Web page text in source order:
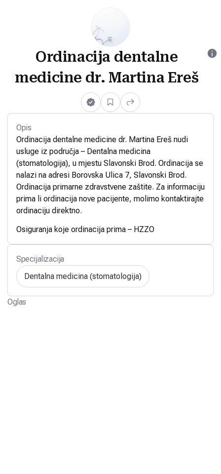
Ordinacija dentalne
medicine dr. Martina Ereš
Opis
Ordinacija dentalne medicine dr. Martina Ereš nudi
usluge iz područja – Dentalna medicina
(stomatologija), u mjestu Slavonski Brod. Ordinacija se
nalazi na adresi Borovska Ulica 7, Slavonski Brod.
Ordinacija primarne zdravstvene zaštite. Za informaciju
prima li ordinacija nove pacijente, molimo kontaktirajte
ordinaciju direktno.
Osiguranja koje ordinacija prima – HZZO
Specijalizacija
Dentalna medicina (stomatologija)
Oglas